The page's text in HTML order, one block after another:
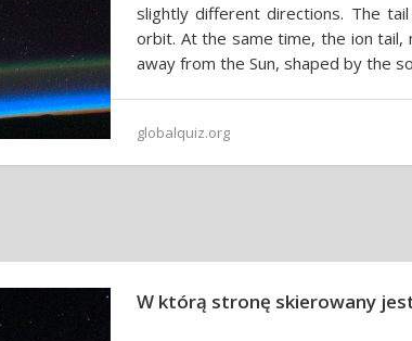
slightly different directions. The
orbit. At the same time, the ion
away from the Sun, shaped by the
globalquiz.org
W którą stronę skierowany